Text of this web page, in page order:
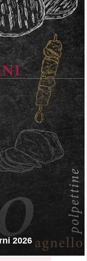
2026